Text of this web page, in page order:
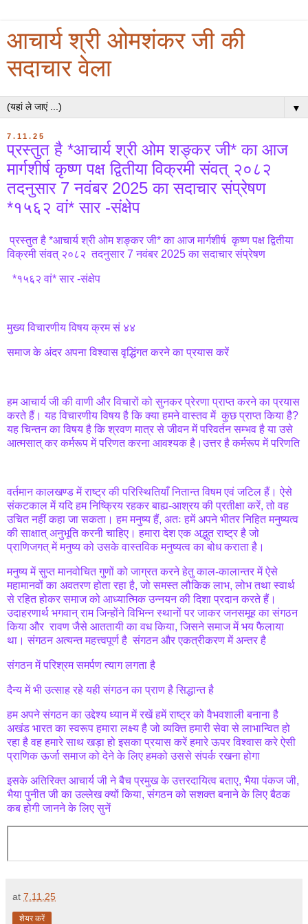
आचार्य श्री ओमशंकर जी की
सदाचार वेला
▼
7.11.25
प्रस्तुत है *आचार्य श्री ओम शङ्कर जी* का आज
मार्गशीर्ष कृष्ण पक्ष द्वितीया विक्रमी संवत् २०८२
तदनुसार 7 नवंबर 2025 का सदाचार संप्रेषण
*१५६२ वां* सार -संक्षेप
प्रस्तुत है *आचार्य श्री ओम शङ्कर जी* का आज मार्गशीर्ष कृष्ण पक्ष द्वितीया
विक्रमी संवत् २०८२ तदनुसार 7 नवंबर 2025 का सदाचार संप्रेषण
*१५६२ वां* सार -संक्षेप
मुख्य विचारणीय विषय क्रम सं ४४
समाज के अंदर अपना विश्वास वृद्धिंगत करने का प्रयास करें
हम आचार्य जी की वाणी और विचारों को सुनकर प्रेरणा प्राप्त करने का प्रयास
करते हैं। यह विचारणीय विषय है कि क्या हमने वास्तव में कुछ प्राप्त किया है?
यह चिन्तन का विषय है कि श्रवण मात्र से जीवन में परिवर्तन सम्भव है या उसे
आत्मसात् कर कर्मरूप में परिणत करना आवश्यक है।उत्तर है कर्मरूप में परिणति
वर्तमान कालखण्ड में राष्ट्र की परिस्थितियाँ नितान्त विषम एवं जटिल हैं। ऐसे
संकटकाल में यदि हम निष्क्रिय रहकर बाह्य-आश्रय की प्रतीक्षा करें, तो वह
उचित नहीं कहा जा सकता। हम मनुष्य हैं, अतः हमें अपने भीतर निहित मनुष्यत्व
की साक्षात् अनुभूति करनी चाहिए। हमारा देश एक अद्भुत राष्ट्र है जो
प्राणिजगत् में मनुष्य को उसके वास्तविक मनुष्यत्व का बोध कराता है।
मनुष्य में सुप्त मानवोचित गुणों को जाग्रत करने हेतु काल-कालान्तर में ऐसे
महामानवों का अवतरण होता रहा है, जो समस्त लौकिक लाभ, लोभ तथा स्वार्थ
से रहित होकर समाज को आध्यात्मिक उन्नयन की दिशा प्रदान करते हैं।
उदाहरणार्थ भगवान् राम जिन्होंने विभिन्न स्थानों पर जाकर जनसमूह का संगठन
किया और रावण जैसे आततायी का वध किया, जिसने समाज में भय फैलाया
था। संगठन अत्यन्त महत्त्वपूर्ण है संगठन और एकत्रीकरण में अन्तर है
संगठन में परिश्रम समर्पण त्याग लगता है
दैन्य में भी उत्साह रहे यही संगठन का प्राण है सिद्धान्त है
हम अपने संगठन का उद्देश्य ध्यान में रखें हमें राष्ट्र को वैभवशाली बनाना है
अखंड भारत का स्वरूप हमारा लक्ष्य है जो व्यक्ति हमारी सेवा से लाभान्वित हो
रहा है वह हमारे साथ खड़ा हो इसका प्रयास करें हमारे ऊपर विश्वास करे ऐसी
प्राणिक ऊर्जा समाज को देने के लिए हमको उससे संपर्क रखना होगा
इसके अतिरिक्त आचार्य जी ने बैच प्रमुख के उत्तरदायित्व बताए, भैया पंकज जी,
भैया पुनीत जी का उल्लेख क्यों किया, संगठन को सशक्त बनाने के लिए बैठक
कब होगी जानने के लिए सुनें
at 7.11.25
शेयर करें